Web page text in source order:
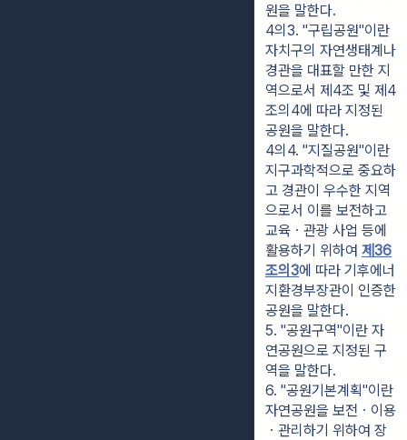
원을 말한다.
4의3. "구립공원"이란
자치구의 자연생태계나
경관을 대표할 만한 지
역으로서 제4조 및 제4
조의4에 따라 지정된
공원을 말한다.
4의4. "지질공원"이란
지구과학적으로 중요하
고 경관이 우수한 지역
으로서 이를 보전하고
교육ㆍ관광 사업 등에
활용하기 위하여 제36
조의3에 따라 기후에너
지환경부장관이 인증한
공원을 말한다.
5. "공원구역"이란 자
연공원으로 지정된 구
역을 말한다.
6. "공원기본계획"이란
자연공원을 보전ㆍ이용
ㆍ관리하기 위하여 장